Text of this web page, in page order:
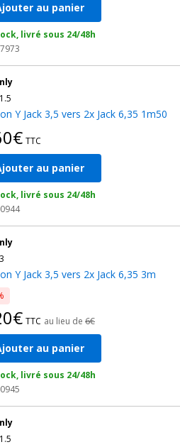
au panier
livré sous 24/48h
Y Jack 3,5 vers 2x Jack 6,35 1m50
TTC
au panier
livré sous 24/48h
Y Jack 3,5 vers 2x Jack 6,35 3m
TTC au lieu de 6€
au panier
livré sous 24/48h